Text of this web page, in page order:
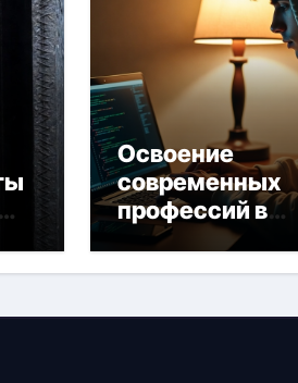
Освоение
современных
профессий в
онлайн-